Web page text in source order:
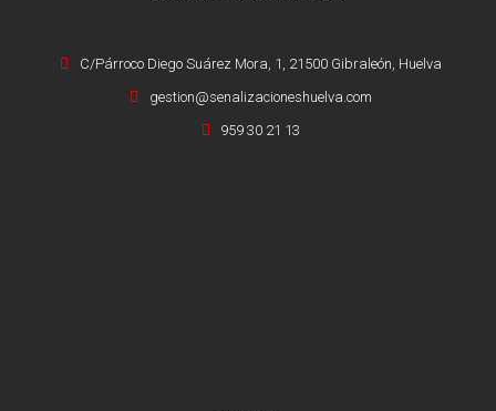
C/Párroco Diego Suárez Mora, 1, 21500 Gibraleón, Huelva
gestion@senalizacioneshuelva.com
959 30 21 13